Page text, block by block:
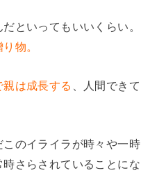
といってもいいくらい。
物。
は成長する
、人間できて
のイライラが時々や一時
さらされていることにな